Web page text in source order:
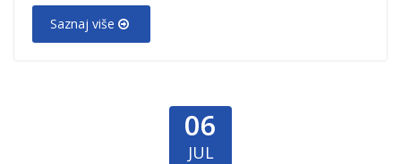
Saznaj više
06
JUL